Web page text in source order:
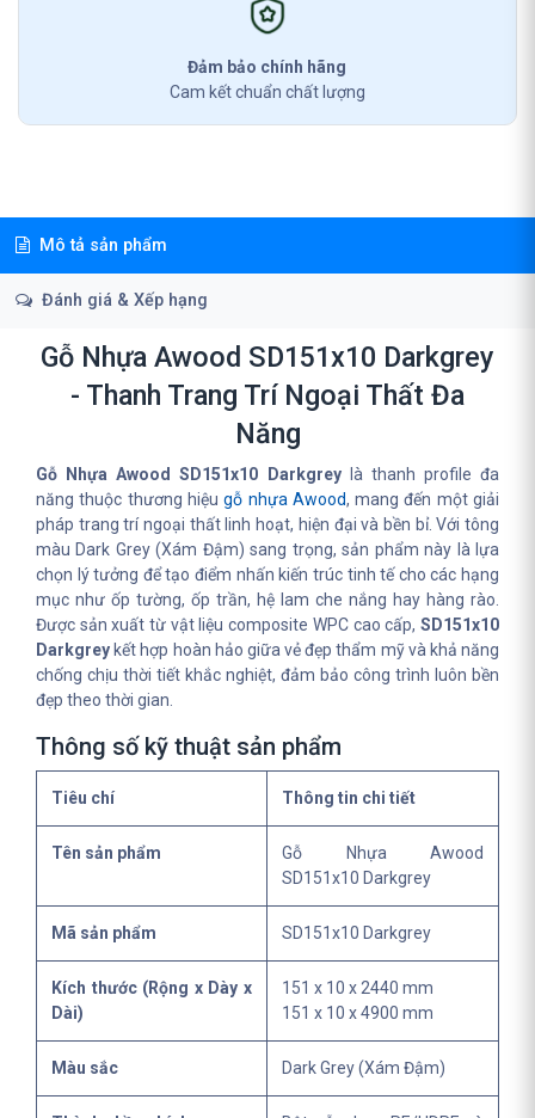
Đảm bảo chính hãng
Cam kết chuẩn chất lượng
Mô tả sản phẩm
Đánh giá & Xếp hạng
Gỗ Nhựa Awood SD151x10 Darkgrey
- Thanh Trang Trí Ngoại Thất Đa
Năng
Gỗ Nhựa Awood SD151x10 Darkgreylà thanh profile đa
năng thuộc thương hiệugỗ nhựa Awood, mang đến một giải
pháp trang trí ngoại thất linh hoạt, hiện đại và bền bỉ. Với tông
màu Dark Grey (Xám Đậm) sang trọng, sản phẩm này là lựa
chọn lý tưởng để tạo điểm nhấn kiến trúc tinh tế cho các hạng
mục như ốp tường, ốp trần, hệ lam che nắng hay hàng rào.
Được sản xuất từ vật liệu composite WPC cao cấp, SD151x10
Darkgrey kết hợp hoàn hảo giữa vẻ đẹp thẩm mỹ và khả năng
chống chịu thời tiết khắc nghiệt, đảm bảo công trình luôn bền
đẹp theo thời gian.
Thông số kỹ thuật sản phẩm
Tiêu chí Thông tin chi tiết
Tên sản phẩm
Gỗ Nhựa Awood
SD151x10 Darkgrey
Mã sản phẩm SD151x10 Darkgrey
Kích thước (Rộng x Dày x
Dài)
151 x 10 x 2440 mm
151 x 10 x 4900 mm
Màu sắc Dark Grey (Xám Đậm)